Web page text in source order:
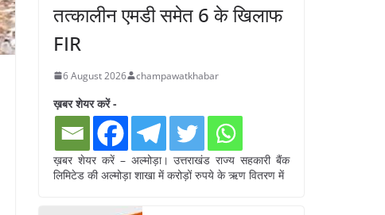
तत्कालीन एमडी समेत 6 के खिलाफ
FIR
6 August 2026 champawatkhabar
ख़बर शेयर करें -
ख़बर शेयर करें – अल्मोड़ा। उत्तराखंड राज्य सहकारी बैंक
लिमिटेड की अल्मोड़ा शाखा में करोड़ों रुपये के ऋण वितरण में